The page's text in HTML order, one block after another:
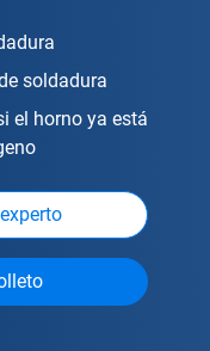
soldadura
el horno ya está